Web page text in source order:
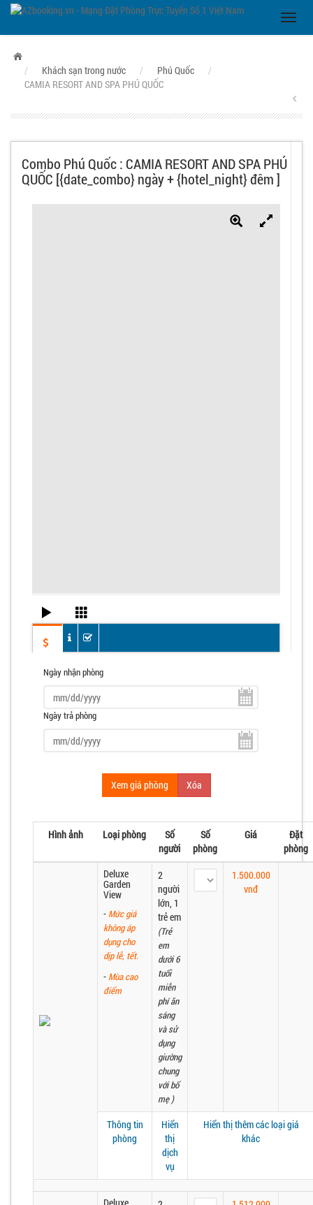
/ Khách sạn trong nước / Phú Quốc
/
CAMIA RESORT AND SPA PHÚ QUỐC
Combo Phú Quốc : CAMIA RESORT AND SPA PHÚ
QUỐC [{date_combo} ngày + {hotel_night} đêm ]
Ngày nhận phòng
Ngày trả phòng
Xem giá phòng Xóa
Hình ảnh Loại phòng
Số
người
Số
phòng
Giá
Đặt
phòng
Deluxe
Garden
View
- Mức giá
không áp
dụng cho
dịp lễ, tết.
- Mùa cao
điểm
2
người
lớn, 1
trẻ em
(Trẻ
em
dưới 6
tuổi
miễn
phí ăn
sáng
và sử
dụng
giường
chung
với bố
mẹ )
1.500.000
vnđ
Thông tin
phòng
Hiển
thị
dịch
vụ
Hiển thị thêm các loại giá
khác